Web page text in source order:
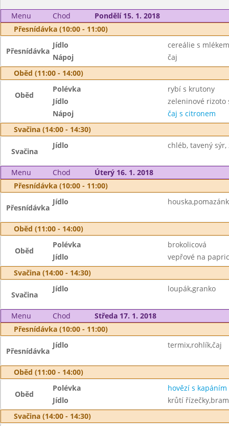
Menu Chod
Pondělí 15. 1. 2018
Přesnídávka (10:00 - 11:00)
Přesnídávka
Jídlo
cereálie s
Nápoj
čaj
Oběd (11:00 - 14:00)
Oběd
Polévka
rybí s krutony
Jídlo
zeleninové rizoto
Nápoj
čaj s citronem
Svačina (14:00 - 14:30)
Svačina
Jídlo chléb, tavený
Menu Chod
Úterý 16. 1. 2018
Přesnídávka (10:00 - 11:00)
Přesnídávka
Jídlo
Oběd (11:00 - 14:00)
Oběd
Polévka
brokolicová
Jídlo
vepřové na
Svačina (14:00 - 14:30)
Svačina
Jídlo loupák,granko
Menu Chod
Středa 17. 1. 2018
Přesnídávka (10:00 - 11:00)
Přesnídávka
Jídlo termix,rohlík,čaj
Oběd (11:00 - 14:00)
Oběd
Polévka
hovězí s kapáním
Jídlo
krůtí
Svačina (14:00 - 14:30)